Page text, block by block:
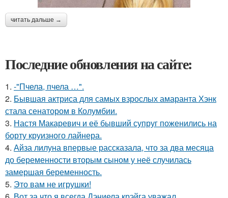
читать дальше →
Последние обновления на сайте:
1. -"Пчела, пчела …".
2. Бывшая актриса для самых взрослых амаранта Хэнк
стала сенатором в Колумбии.
3. Настя Макаревич и её бывший супруг поженились на
борту круизного лайнера.
4. Айза лилуна впервые рассказала, что за два месяца
до беременности вторым сыном у неё случилась
замершая беременность.
5. Это вам не игрушки!